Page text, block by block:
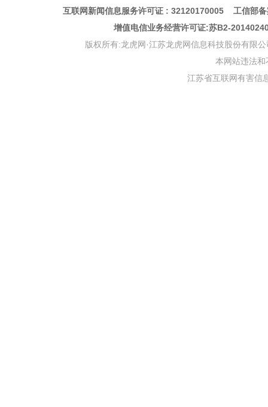
互联网新闻信息服务许可证 : 32120170005 工信部
增值电信业务经营许可证:苏B2-
版权所有:龙虎网·江苏龙虎网信息科技股份有限
本网站违法
江苏省互联网有害